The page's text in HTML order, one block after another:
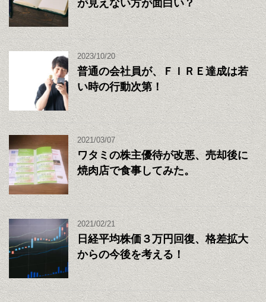
が見えない方が面白い？
2023/10/20
普通の会社員が、ＦＩＲＥ達成は若
い時の行動次第！
2021/03/07
ワタミの株主優待が改悪、売却後に
焼肉店で食事してみた。
2021/02/21
日経平均株価３万円回復、格差拡大
からの今後を考える！